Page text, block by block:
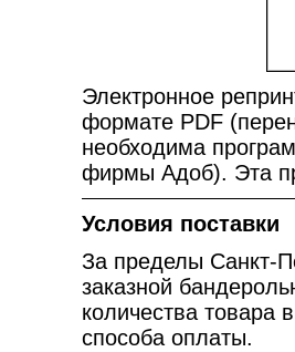
Электронное
формате PDF
необходима
фирмы Адоб). Эта
Условия поставки
За пределы Санкт-
заказной
количества товара
способа оплаты.